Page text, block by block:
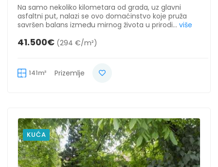
Na samo nekoliko kilometara od grada, uz glavni
asfaltni put, nalazi se ovo domaćinstvo koje pruža
savršen balans između mirnog života u prirodi... više
41.500€ (294 €/m²)
141m² Prizemlje
KUĆA